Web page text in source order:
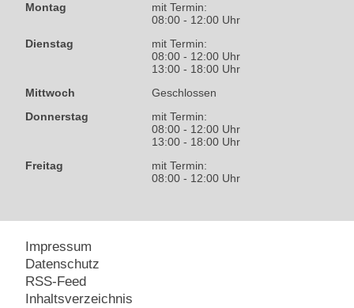
Montag
mit Termin:
08:00 - 12:00 Uhr
Dienstag
mit Termin:
08:00 - 12:00 Uhr
13:00 - 18:00 Uhr
Mittwoch
Geschlossen
Donnerstag
mit Termin:
08:00 - 12:00 Uhr
13:00 - 18:00 Uhr
Freitag
mit Termin:
08:00 - 12:00 Uhr
Impressum
Datenschutz
RSS-Feed
Inhaltsverzeichnis